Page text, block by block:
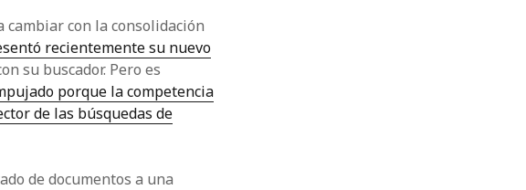
cambiar con la consolidación
recientemente su nuevo
su buscador. Pero es
porque la competencia
de las búsquedas de
de documentos a una